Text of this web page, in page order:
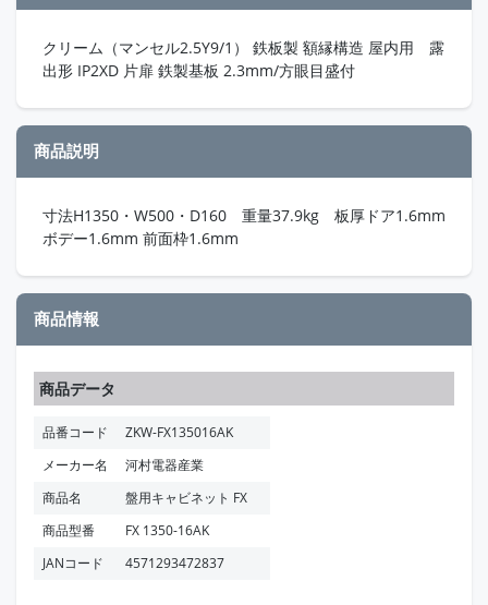
クリーム（マンセル2.5Y9/1） 鉄板製 額縁構造 屋内用 露
出形 IP2XD 片扉 鉄製基板 2.3mm/方眼目盛付
商品説明
寸法H1350・W500・D160 重量37.9kg 板厚ドア1.6mm
ボデー1.6mm 前面枠1.6mm
商品情報
商品データ
品番コード
ZKW-FX135016AK
メーカー名
河村電器産業
商品名
盤用キャビネット FX
商品型番
FX 1350-16AK
JANコード
4571293472837